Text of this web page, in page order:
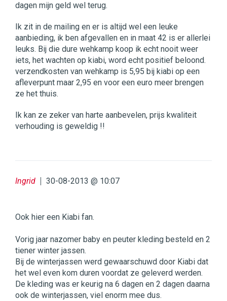
dagen mijn geld wel terug.
Ik zit in de mailing en er is altijd wel een leuke
aanbieding, ik ben afgevallen en in maat 42 is er allerlei
leuks. Bij die dure wehkamp koop ik echt nooit weer
iets, het wachten op kiabi, word echt positief beloond.
verzendkosten van wehkamp is 5,95 bij kiabi op een
afleverpunt maar 2,95 en voor een euro meer brengen
ze het thuis.
Ik kan ze zeker van harte aanbevelen, prijs kwaliteit
verhouding is geweldig !!
Ingrid 30-08-2013 @ 10:07
Ook hier een Kiabi fan.
Vorig jaar nazomer baby en peuter kleding besteld en 2
tiener winter jassen.
Bij de winterjassen werd gewaarschuwd door Kiabi dat
het wel even kom duren voordat ze geleverd werden.
De kleding was er keurig na 6 dagen en 2 dagen daarna
ook de winterjassen, viel enorm mee dus.